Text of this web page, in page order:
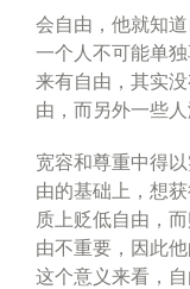
会自由，他就知
一个人不可能单
来有自由，其实
由，而另外一些
宽容和尊重中得
由的基础上，想
质上贬低自由，
由不重要，因此
这个意义来看，